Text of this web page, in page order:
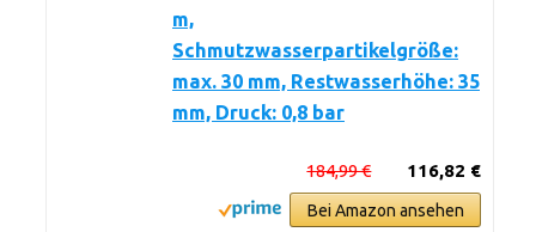
m,
Schmutzwasserpartikelgröße:
max. 30 mm, Restwasserhöhe: 35
mm, Druck: 0,8 bar
116,82 €
184,99 €
Bei Amazon ansehen